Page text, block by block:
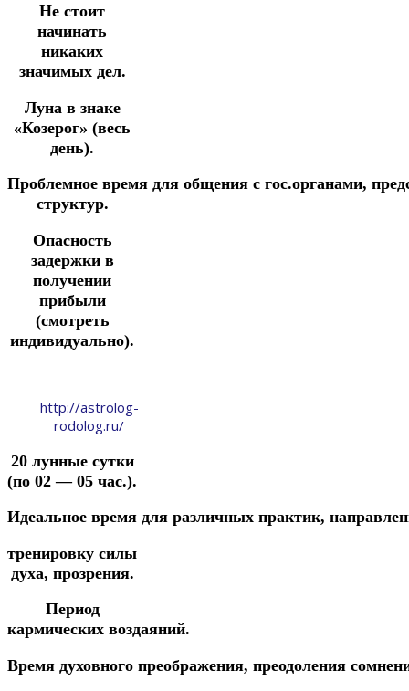
Не стоит
начинать
никаких
значимых дел.
Луна в знаке
«Козерог» (весь
день).
Проблемное время для общения с гос.органами,
структур.
Опасность
задержки в
получении
прибыли
(смотреть
индивидуально).
http://astrolog-
rodolog.ru/
20 лунные сутки
(по 02 — 05 час.).
Идеальное время для различных практик,
тренировку силы
духа, прозрения.
Период
кармических воздаяний.
Время духовного преображения, преодоления